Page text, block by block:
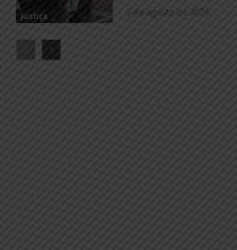
Justiça 5 de agosto de 2026